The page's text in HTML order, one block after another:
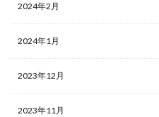
2024年2月
2024年1月
2023年12月
2023年11月